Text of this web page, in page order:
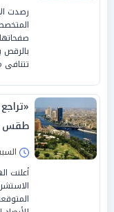
رصدت
بالرقص
تتنافى
طقس
السبت 13/يونيو/
أعلنت